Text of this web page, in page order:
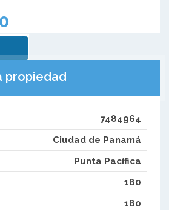
propiedad
7484964
Ciudad de Panamá
Punta Pacífica
180
180